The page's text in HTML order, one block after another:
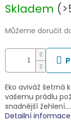
cena:
Skladem
Můžeme doručit
Eko aviváž šetrná
vašemu prádlu
snadnější žehlení.…
Detailní informace